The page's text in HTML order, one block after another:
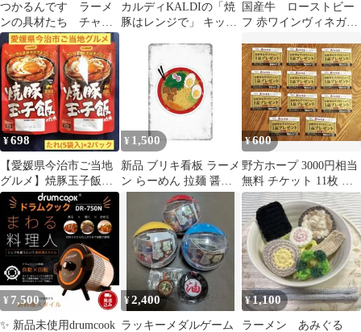
つかるんです ラーメ
ンの具材たち チャー
シュー
カルディKALDIの「焼
豚はレンジで」 キッ
国産牛 ローストビー
フ 赤ワインヴィネガー
¥698
【愛媛県今治市ご当地
グルメ】焼豚玉子飯の
たれ(5食分) ×2袋 簡単
調理 時短
¥ 1,500
新品 ブリキ看板 ラーメ
ン らーめん 拉麺 醤油
ラーメン 味玉 チャーシ
¥600
野方ホープ 3000円相当
無料 チケット 11枚 サ
イドメニュー ドリンク
¥ 7,500
✨ 新品未使用drumcook
¥2,400
ラッキーメダルゲーム
¥1,100
ラーメン あみぐる